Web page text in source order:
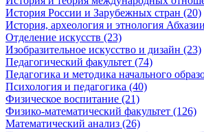
История России и Зарубежных стран (20)
История, археология и этнология
Отделение искусств (23)
Изобразительное искусство и дизайн (23)
Педагогический факультет (74)
Педагогика и методика начального
Психология и педагогика (40)
Физическое воспитание (21)
Физико-математический факультет (126)
Математический анализ (26)